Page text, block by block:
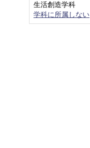
生活創造学科
学科に所属しない